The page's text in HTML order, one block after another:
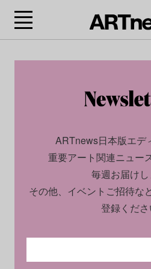
ARTnews日本版エデ
重要アート関連ニュー
毎週お届けし
その他、イベントご招待な
登録くださ